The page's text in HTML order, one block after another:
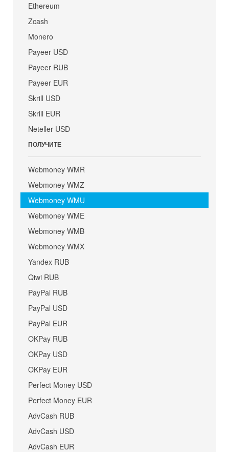
Ethereum
Zcash
Monero
Payeer USD
Payeer RUB
Payeer EUR
Skrill USD
Skrill EUR
Neteller USD
ПОЛУЧИТЕ
Webmoney WMR
Webmoney WMZ
Webmoney WMU
Webmoney WME
Webmoney WMB
Webmoney WMX
Yandex RUB
Qiwi RUB
PayPal RUB
PayPal USD
PayPal EUR
OKPay RUB
OKPay USD
OKPay EUR
Perfect Money USD
Perfect Money EUR
AdvCash RUB
AdvCash USD
AdvCash EUR